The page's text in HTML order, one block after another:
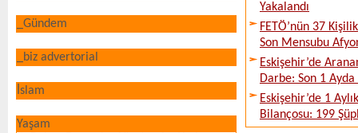
_Gündem
_biz advertorial
İslam
Yaşam
Yakalandı
FETÖ’nün 37
Son Mensubu
Eskişehir’de
Darbe: Son 1 Ayda
Eskişehir’de 1
Bilançosu: 199